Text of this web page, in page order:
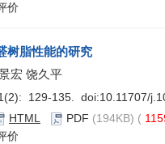
价
树脂性能的研究
宏 饶久平
129-135. doi:10.11707/
HTML PDF (194KB) (
价